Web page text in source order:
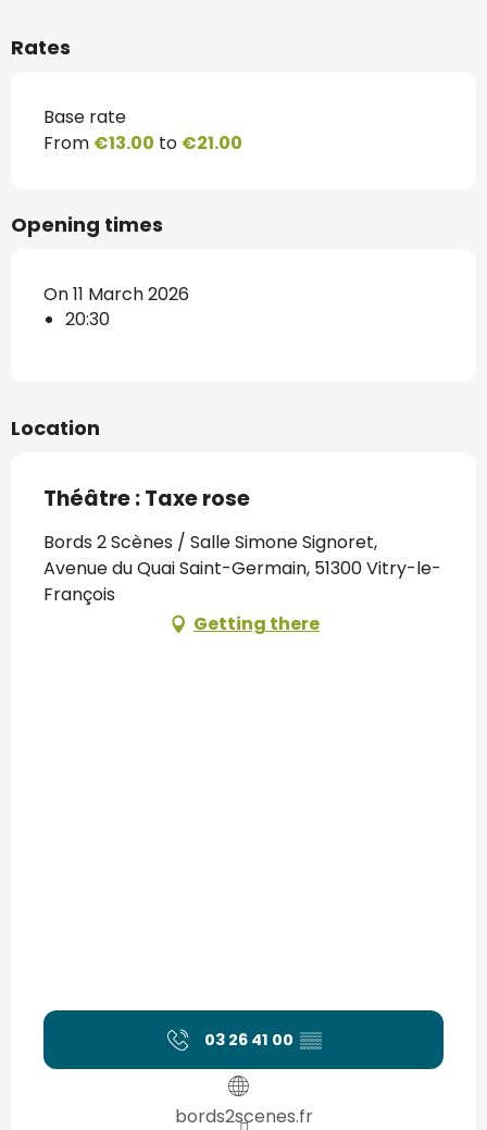
Rates
Base rate
From €13.00 to €21.00
Opening times
On 11 March 2026
20:30
Location
Théâtre : Taxe rose
Bords 2 Scènes / Salle Simone Signoret,
Avenue du Quai Saint-Germain, 51300 Vitry-le-
François
Getting there
03 26 41 00 ▒▒
bords2scenes.fr